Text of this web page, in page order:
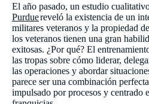
El año pasado, un estudio
Purduereveló la existencia de un
militares veteranos y la propiedad
los veteranos tienen una gran
exitosas. ¿Por qué? El
las tropas sobre cómo liderar,
las operaciones y abordar
parece ser una combinación
impulsado por procesos y centrado